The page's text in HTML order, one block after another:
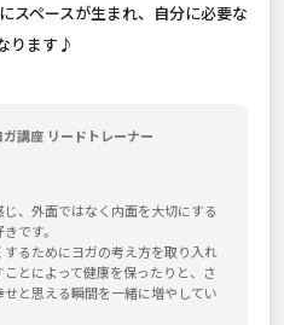
スペースが生まれ、自分に必要な
ります♪
講座 リードトレーナー
、外面ではなく内面を大切にする
です。
るためにヨガの考え方を取り入れ
とによって健康を保ったりと、さ
せと思える瞬間を一緒に増やしてい